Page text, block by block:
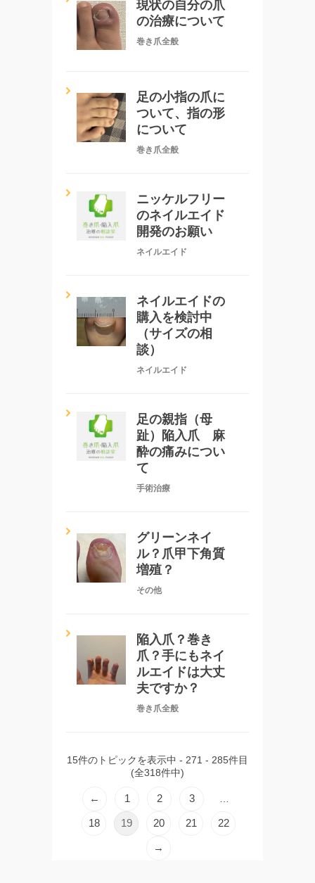
現状の自分の爪
の治療について
巻き爪全般
足の小指の爪に
ついて、指の形
について
巻き爪全般
ニッケルフリー
のネイルエイド
開発のお願い
ネイルエイド
ネイルエイドの
購入を検討中
（サイズの相
談）
ネイルエイド
足の親指（母
趾）陥入爪 麻
酔の痛みについ
て
手術治療
グリーンネイ
ル？爪甲下角質
増殖？
その他
陥入爪？巻き
爪？手にもネイ
ルエイドは大丈
夫ですか？
巻き爪全般
15件のトピックを表示中 - 271 - 285件目
(全318件中)
← 1 2 3
18 19 20 21 22
→